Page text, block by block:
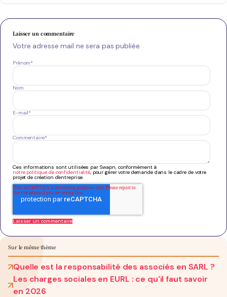
Laisser un commentaire
Votre adresse mail ne sera pas publiée.
Prénom*
Nom
E-mail*
Commentaire*
Ces informations sont utilisées par Swapn, conformément à
notre politique de confidentialité, pour gérer votre demande dans le cadre de votre
projet de création d'entreprise.
Sur le même thème
Quelle est la responsabilité des associés en SARL ?
Les charges sociales en EURL : ce qu'il faut savoir
en 2026